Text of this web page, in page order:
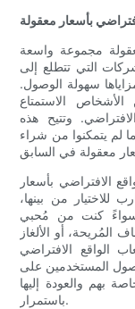
بأسعار معقولة
مجموعة واسعة
التي تتطلع إلى
سهولة الوصول.
الاستمتاع
وتتيح هذه
لم يتمكنوا من شراء
الافتراضي بأسعار
للاختيار من بينها،
سواءً كنت من مُحبي
المُريحة، أو الألغاز
الواقع الافتراضي
المستخدمين على
بهم والعودة إليها
باستمرار.